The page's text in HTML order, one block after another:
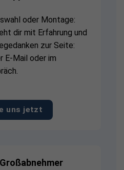
oder Montage:
dir mit Erfahrung und
zur Seite:
E-Mail oder im
uns jetzt